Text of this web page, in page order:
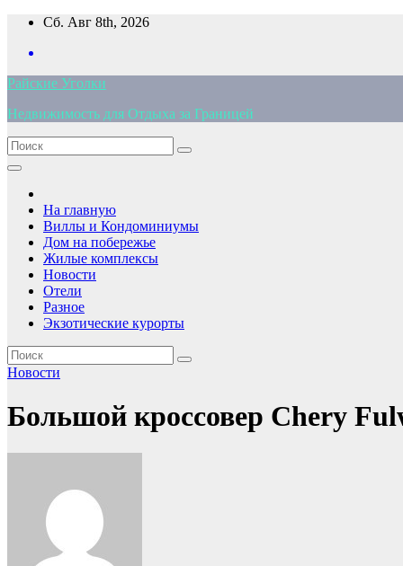
Перейти
содержимому
Сб. Авг 8th, 2026
Райские Уголки
Недвижимость для Отдыха за Границей
На главную
Виллы и Кондоминиумы
Дом на побережье
Жилые комплексы
Новости
Отели
Разное
Экзотические курорты
Новости
Большой кроссовер Chery